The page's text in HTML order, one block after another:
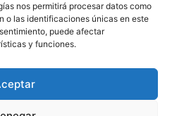
nos permitirá procesar datos como
o las identificaciones únicas en este
puede afectar
y funciones.